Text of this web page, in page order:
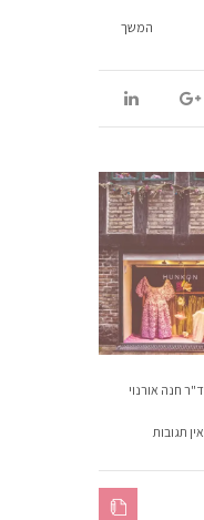
המשך
ד"ר חנה אורנוי
אין תגובות